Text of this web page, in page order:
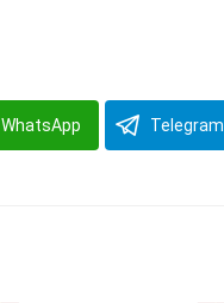
WhatsApp Telegram